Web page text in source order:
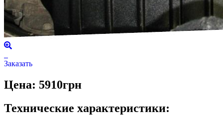
Заказать
Цена: 5910грн
Технические характеристики: